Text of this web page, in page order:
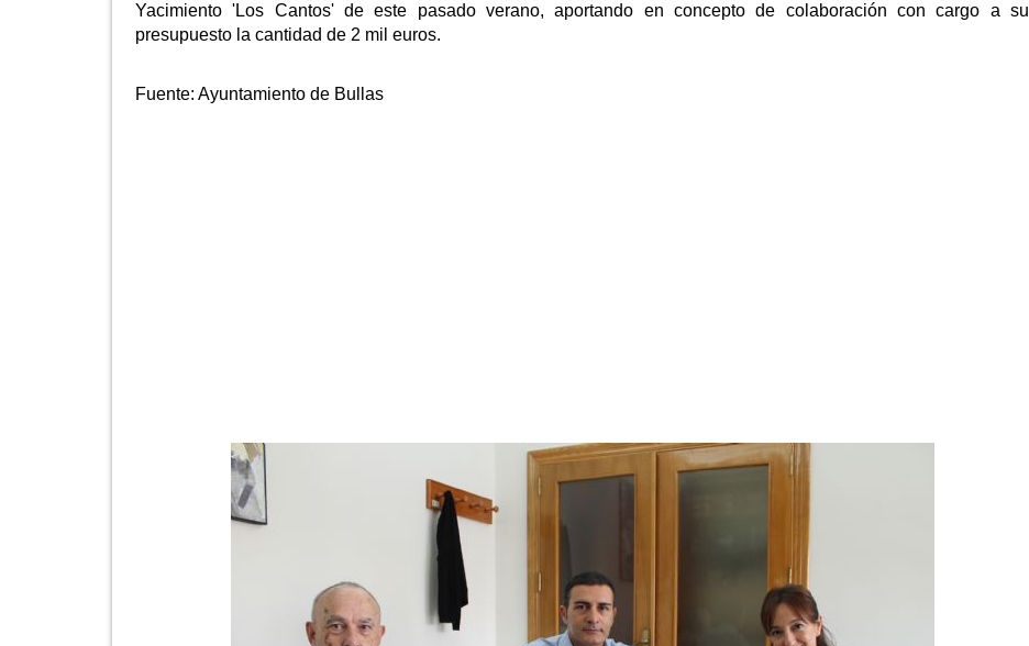
Yacimiento 'Los Cantos' de este pasado verano, aportando en concepto de colaboración con cargo a su
presupuesto la cantidad de 2 mil euros.
Fuente: Ayuntamiento de Bullas